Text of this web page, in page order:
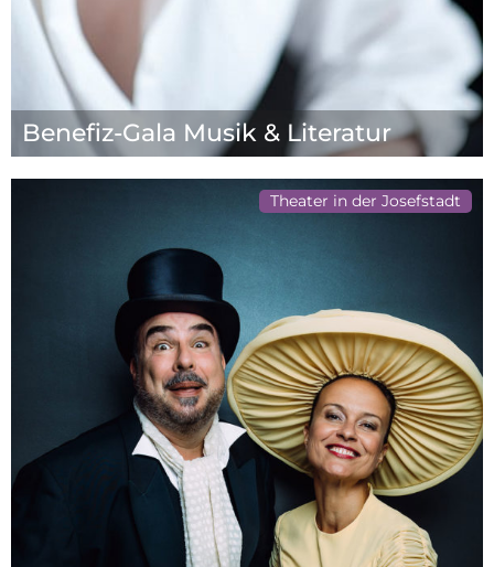
Benefiz-Gala Musik & Literatur
Theater in der Josefstadt